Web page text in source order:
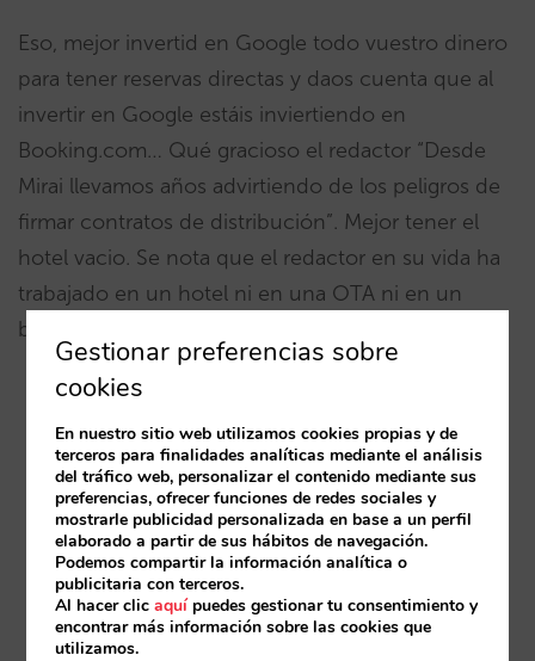
Eso, mejor invertid en Google todo vuestro dinero
para tener reservas directas y daos cuenta que al
invertir en Google estáis inviertiendo en
Booking.com… Qué gracioso el redactor “Desde
Mirai llevamos años advirtiendo de los peligros de
firmar contratos de distribución”. Mejor tener el
hotel vacio. Se nota que el redactor en su vida ha
trabajado en un hotel ni en una OTA ni en un
banco de camas.
11/09/2018
Apreciado anónimo, en su comentario se ha
olvidado de pegar la segunda parte de nuestra
frase:
“Desde Mirai llevamos años advirtiendo de los
Gestionar preferencias sobre
cookies
En nuestro sitio web utilizamos cookies propias y de
terceros para finalidades analíticas mediante el análisis
del tráfico web, personalizar el contenido mediante sus
preferencias, ofrecer funciones de redes sociales y
mostrarle publicidad personalizada en base a un perfil
elaborado a partir de sus hábitos de navegación.
Podemos compartir la información analítica o
publicitaria con terceros.
Al hacer clicaquípuedes gestionar tu consentimiento y
encontrar más información sobre las cookies que
utilizamos.